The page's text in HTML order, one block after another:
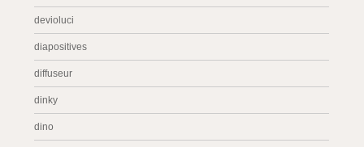
devioluci
diapositives
diffuseur
dinky
dino